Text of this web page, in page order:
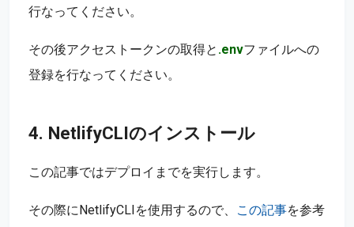
行なってください。
その後アクセストークンの取得と .envファイルへの
登録を行なってください。
4. NetlifyCLIのインストール
この記事ではデプロイまでを実行します。
その際にNetlifyCLIを使用するので、 この記事を参考